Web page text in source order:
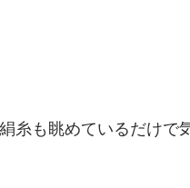
糸も眺めているだけで